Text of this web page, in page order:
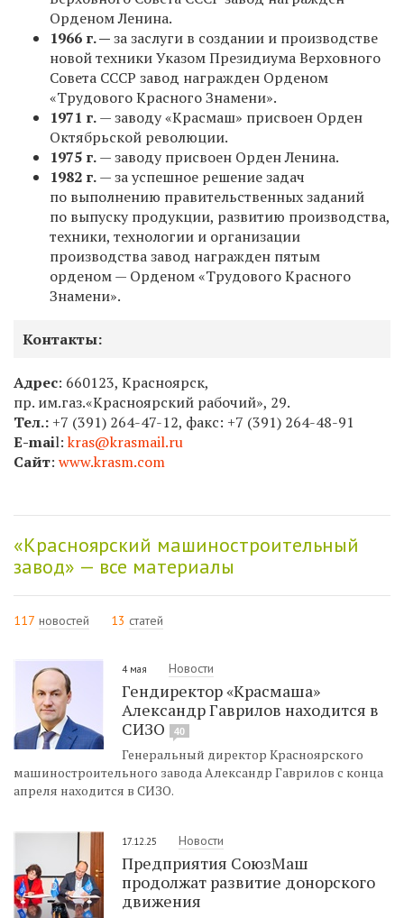
Орденом Ленина.
1966 г. —за заслуги в создании и производстве
новой техники Указом Президиума Верховного
Совета СССР завод награжден Орденом
«Трудового Красного Знамени».
1971 г.— заводу «Красмаш» присвоен Орден
Октябрьской революции.
1975 г.— заводу присвоен Орден Ленина.
1982 г.— за успешное решение задач
по выполнению правительственных заданий
по выпуску продукции, развитию производства,
техники, технологии и организации
производства завод награжден пятым
орденом — Орденом «Трудового Красного
Знамени».
Контакты:
Адрес: 660123, Красноярск,
пр. им.газ.«Красноярский рабочий», 29.
Тел.: +7 (391) 264-47-12, факс: +7 (391) 264-48-91
Е-mail:kras@krasmail.ru
Сайт: www.krasm.com
«Красноярский машиностроительный
завод» — все материалы
117 новостей 13 статей
4 мая Новости
Гендиректор «Красмаша»
Александр Гаврилов находится в
СИЗО
40
Генеральный директор Красноярского
машиностроительного завода Александр Гаврилов с конца
апреля находится в СИЗО.
17.12.25 Новости
Предприятия СоюзМаш
продолжат развитие донорского
движения